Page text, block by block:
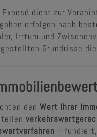
Exposé dient zur
erfolgen nach
Irrtum und
Grundrisse
den Wert Ihrer
–